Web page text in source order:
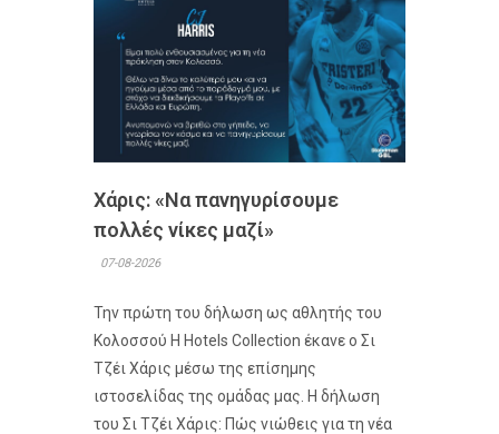
Χάρις: «Να πανηγυρίσουμε
πολλές νίκες μαζί»
07-08-2026
Την πρώτη του δήλωση ως αθλητής του
Κολοσσού H Hotels Collection έκανε ο Σι
Τζέι Χάρις μέσω της επίσημης
ιστοσελίδας της ομάδας μας. Η δήλωση
του Σι Τζέι Χάρις: Πώς νιώθεις για τη νέα